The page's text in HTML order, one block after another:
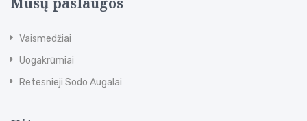
Vaismedžiai
Uogakrūmiai
Retesnieji Sodo Augalai